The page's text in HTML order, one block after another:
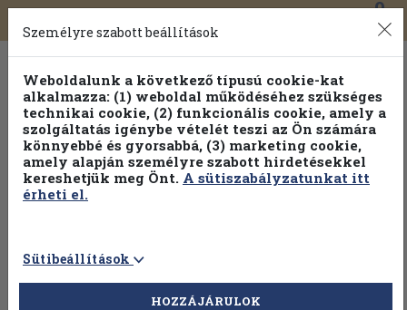
Toggle
navigation
0
Vissza az előző oldalra
Személyre szabott beállítások
Weboldalunk a következő típusú cookie-kat
alkalmazza: (1) weboldal működéséhez szükséges
technikai cookie, (2) funkcionális cookie, amely a
szolgáltatás igénybe vételét teszi az Ön számára
könnyebbé és gyorsabbá, (3) marketing cookie,
amely alapján személyre szabott hirdetésekkel
kereshetjük meg Önt. A sütiszabályzatunkat itt
érheti el.
Sütibeállítások
HOZZÁJÁRULOK